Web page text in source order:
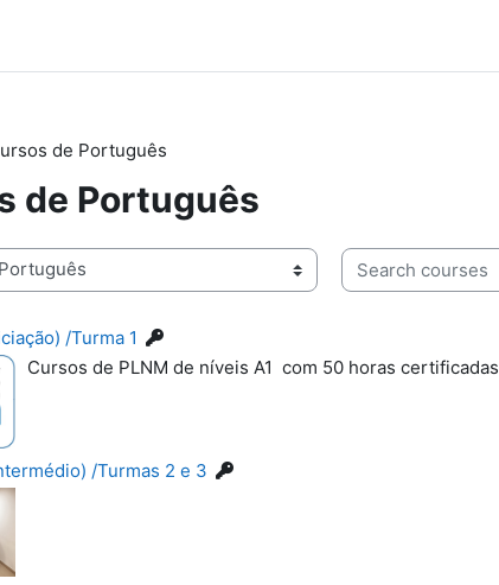
de Português
de Português
Search courses
/Turma 1
Cursos de PLNM de níveis A1 com 50 horas certificadas
/Turmas 2 e 3